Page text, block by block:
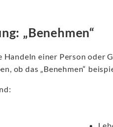
„Benehmen“
Handeln einer Person oder
ob das „Benehmen“